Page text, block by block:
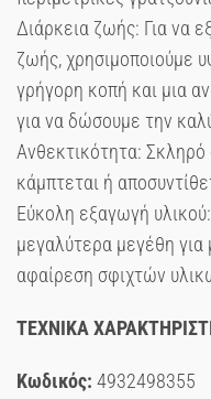
Διάρκεια ζωής: Για να
ζωής, χρησιμοποιούμε
γρήγορη κοπή και μια
για να δώσουμε την
Ανθεκτικότητα:
κάμπτεται ή
Εύκολη εξαγωγή
μεγαλύτερα μεγέθη
αφαίρεση σφιχτών
ΤΕΧΝΙΚΑ
Κωδικός: 4932498355